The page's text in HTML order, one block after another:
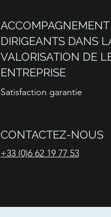
DIRIGEANTS DANS
VALORISATION DE
ENTREPRISE
Satisfaction garantie
CONTACTEZ-NOUS
+33 (0)6 62 19 77 53